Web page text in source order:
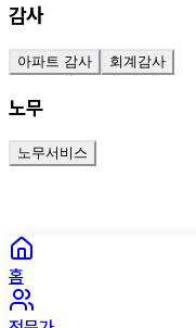
감사
아파트 감사 회계감사
노무
노무서비스
홈